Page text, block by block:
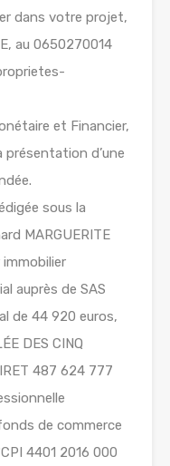
dans votre projet,
au 0650270014
et Financier,
présentation d’une
sous la
MARGUERITE
auprès de SAS
de 44 920 euros,
DES CINQ
487 624 777
de commerce
4401 2016 000